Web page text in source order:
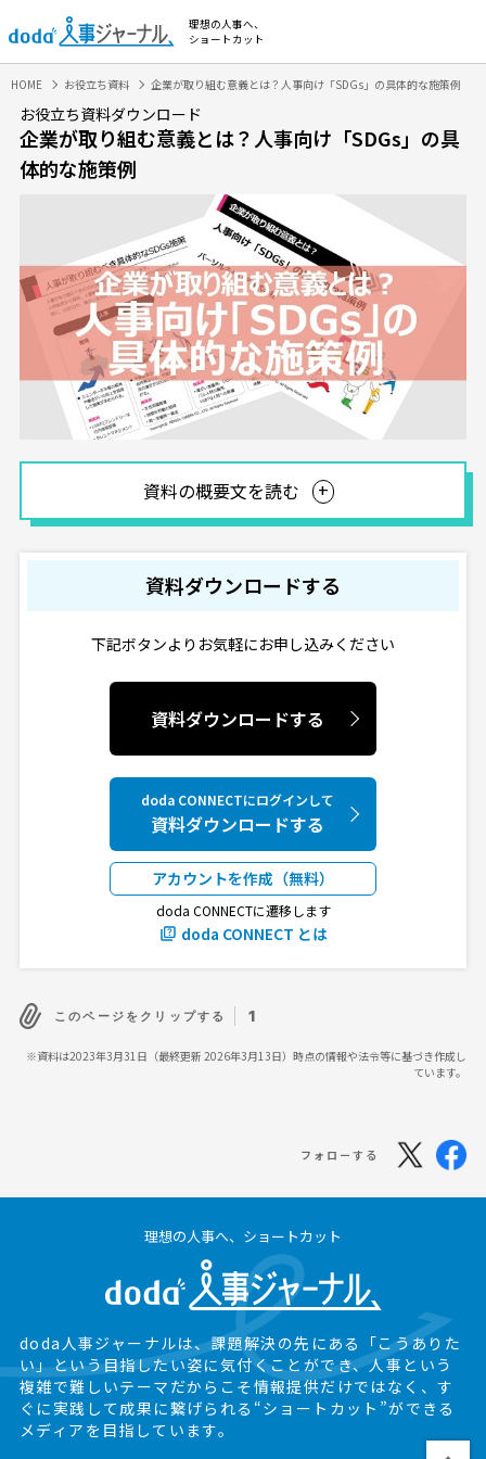
理想の人事へ、
ショートカット
HOME お役立ち資料 企業が取り組む意義とは？人事向け「SDGs」の具体的な施策例
お役立ち資料ダウンロード
企業が取り組む意義とは？人事向け「SDGs」の具
体的な施策例
資料の概要文を読む
資料ダウンロードする
下記ボタンよりお気軽にお申し込みください
資料ダウンロードする
doda CONNECTにログインして
資料ダウンロードする
アカウントを作成（無料）
doda CONNECTに遷移します
doda CONNECT とは
このページをクリップする 1
※資料は2023年3月31日（最終更新 2026年3月13日）時点の情報や法令等に基づき作成し
ています。
フォローする
理想の人事へ、ショートカット
doda人事ジャーナルは、課題解決の先にある
「こうありた
い」という目指したい姿に気付くことができ、人事という
複雑で難しいテーマだからこそ情報提供だけではなく、 す
ぐに実践して成果に繋げられる“ショートカット”ができる
メディアを目指しています。